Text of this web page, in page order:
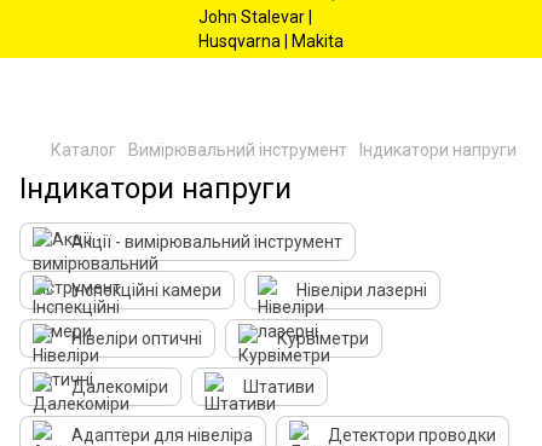
Каталог Вимірювальний інструмент Індикатори напруги
Індикатори напруги
Акції - вимірювальний інструмент
Інспекційні камери Нівеліри лазерні
Нівеліри оптичні Курвіметри
Далекоміри Штативи
Адаптери для нівеліра Детектори проводки